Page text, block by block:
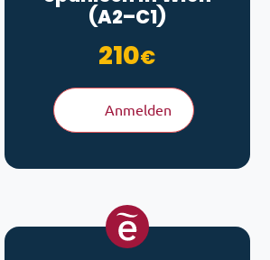
(A2–C1)
210€
Anmelden